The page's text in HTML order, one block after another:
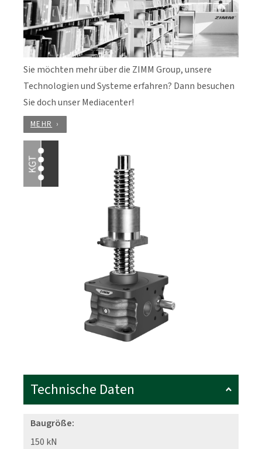
Sie möchten mehr über die ZIMM Group, unsere
Technologien und Systeme erfahren? Dann besuchen
Sie doch unser Mediacenter!
MEHR
Technische Daten
Baugröße:
150 kN